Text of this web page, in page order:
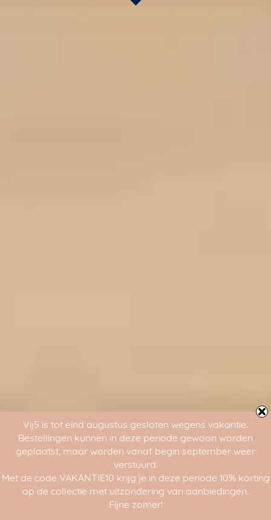
Vij5 is tot eind augustus gesloten wegens vakantie.
Bestellingen kunnen in deze periode gewoon worden
geplaatst, maar worden vanaf begin september weer
verstuurd.
Met de code VAKANTIE10 krijg je in deze periode 10% korting
op de collectie met uitzondering van aanbiedingen.
Fijne zomer!